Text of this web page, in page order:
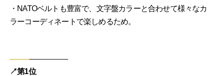
・NATOベルトも豊富で、文字盤カラーと合わせて様々なカ
ラーコーディネートで楽しめるため。
↗︎第1位